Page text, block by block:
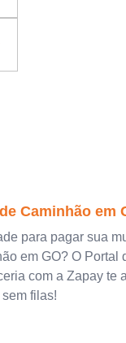
Caminhão em
para pagar sua
em GO? O Portal
com a Zapay te
filas!